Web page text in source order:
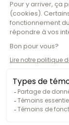
Emplois
Magazine
Plan de la
Comment